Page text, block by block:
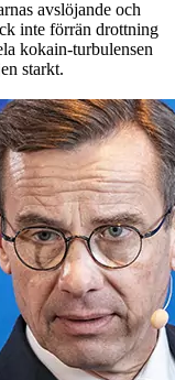
avslöjande och
inte förrän drottning
kokain-turbulensen
starkt.